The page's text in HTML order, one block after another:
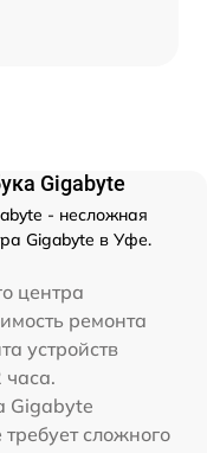
Gigabyte
- несложная
Gigabyte в Уфе.
центра
ремонта
устройств
Gigabyte
сложного